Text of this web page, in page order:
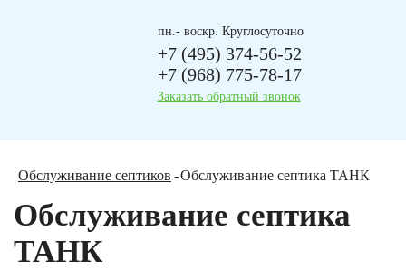
пн.- воскр. Круглосуточно
+7 (495) 374-56-52
+7 (968) 775-78-17
Заказать обратный звонок
Обслуживание септиков Обслуживание септика ТАНК
Обслуживание септика
ТАНК